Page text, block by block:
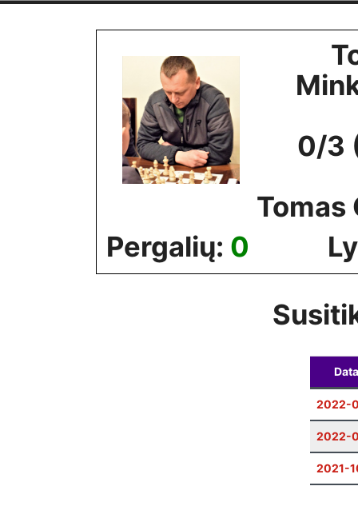
0/3
Pergalių: 0
Data
2022-
2022-
2021-